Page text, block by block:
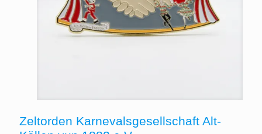
Zeltorden Karnevalsgesellschaft Alt-